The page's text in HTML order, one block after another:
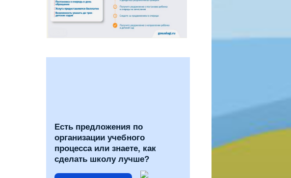
Есть предложения по
организации учебного
процесса или знаете, как
сделать школу лучше?